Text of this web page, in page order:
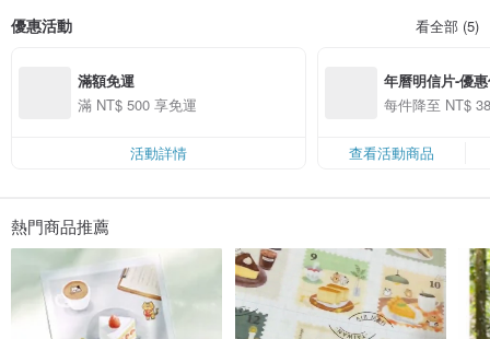
優惠活動 看全部 (5)
滿額免運
滿 NT$ 500 享免運
活動詳情
年曆明信片-優
每件降至 NT$
查看活動商品
熱門商品推薦